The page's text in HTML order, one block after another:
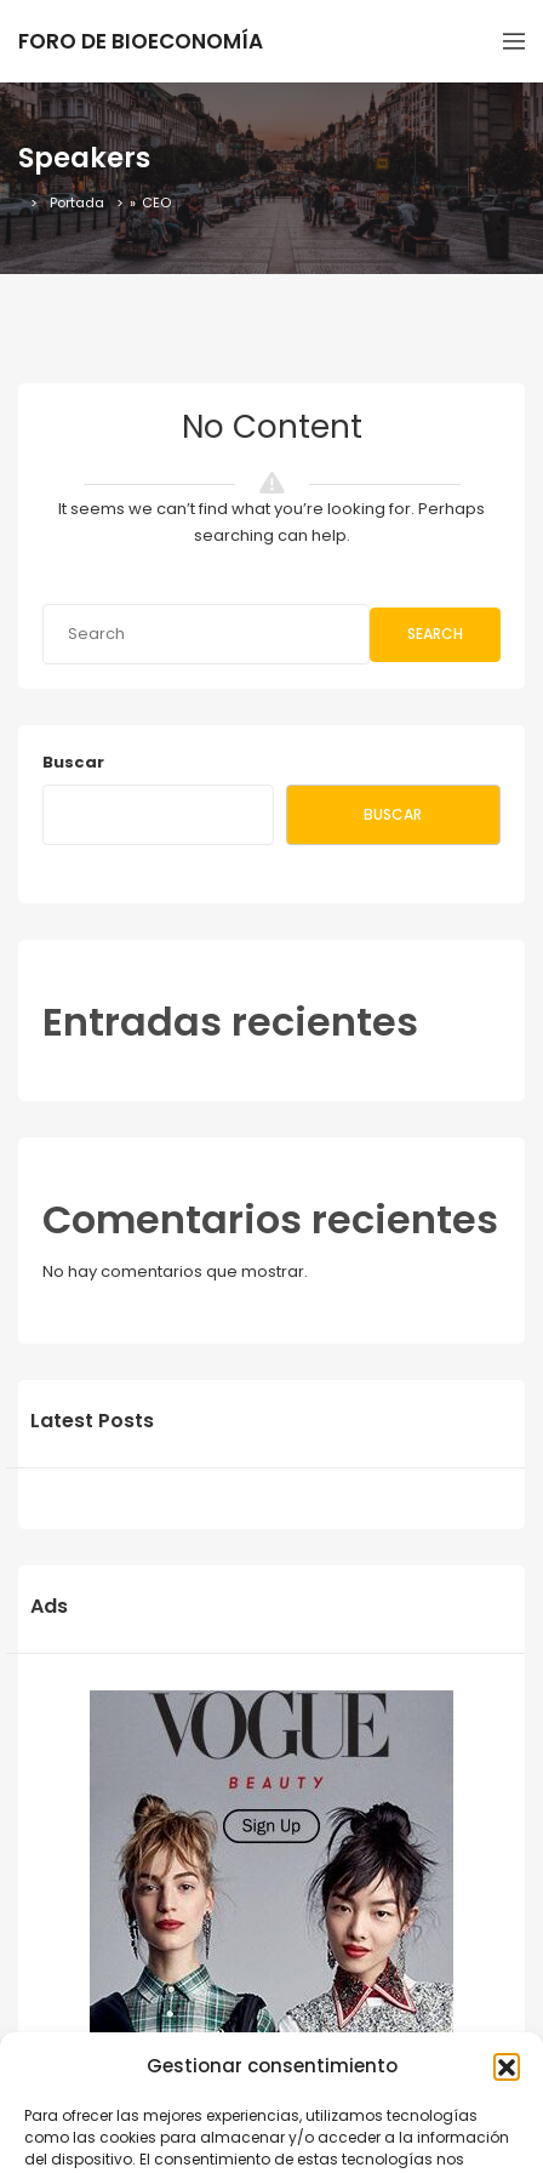
Gestionar consentimiento
Para ofrecer las mejores experiencias, utilizamos tecnologías
como las cookies para almacenar y/o acceder a la información
del dispositivo. El consentimiento de estas tecnologías nos
FORO DE BIOECONOMÍA
Speakers
Portada » CEO
No Content
It seems we can’t find what you’re looking for. Perhaps
searching can help.
SEARCH
Buscar
BUSCAR
Entradas recientes
Comentarios recientes
No hay comentarios que mostrar.
Latest Posts
Ads